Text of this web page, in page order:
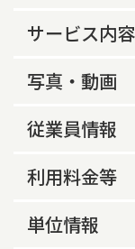
事業所概要
あり
営業時間（平日
営業時間（土曜
8時30分～17時
サービス内容
サービス内容
35人
送迎時におけ
ケアプランデ
写真・動画
事業所の特色等
日替わりのレ
理学療法士が
従業員情報
従業員数
利用料金等
利用料金等
単位情報